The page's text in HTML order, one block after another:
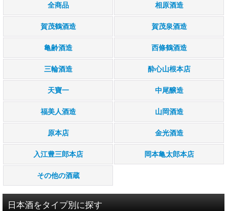
全商品 相原酒造
賀茂鶴酒造 賀茂泉酒造
亀齢酒造 西條鶴酒造
三輪酒造 酔心山根本店
天寶一 中尾醸造
福美人酒造 山岡酒造
原本店 金光酒造
入江豊三郎本店 岡本亀太郎本店
その他の酒蔵
日本酒をタイプ別に探す